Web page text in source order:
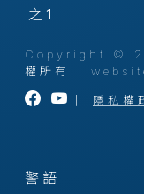
之1
Copyright ©
權所有
隱私權
警語